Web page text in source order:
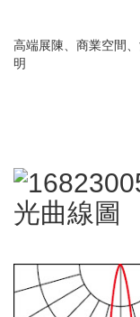
高端展陳、商業空間
明
光曲線圖